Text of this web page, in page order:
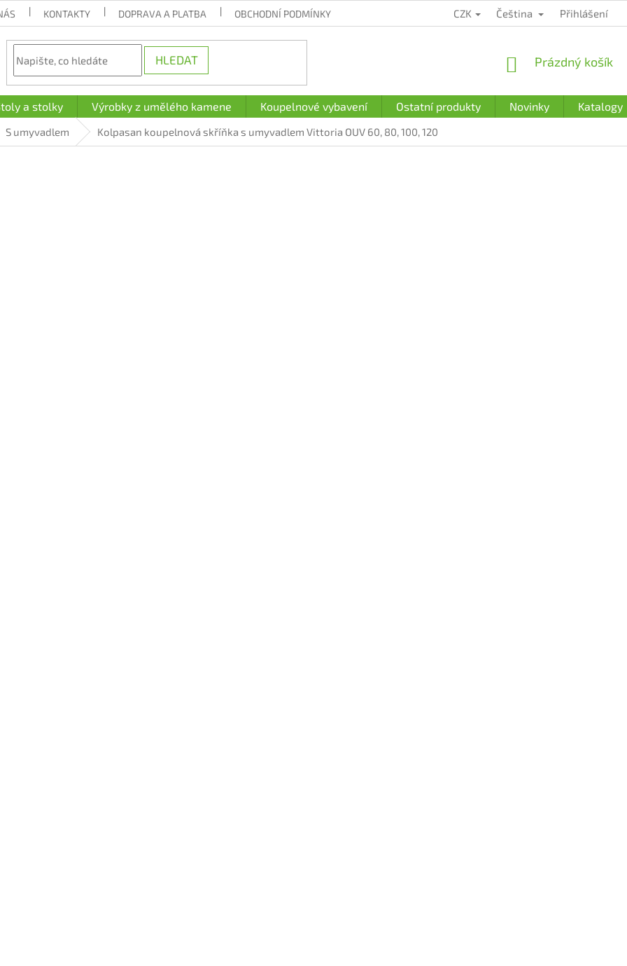
KONTAKTY DOPRAVA A PLATBA OBCHODNÍ PODMÍNKY PODMÍNKY OCHRANY OSOBNÍCH
CZK Čeština Přihlášení
HLEDAT
NÁKUPNÍ
Prázdný košík
a stolky Výrobky z umělého kamene Koupelnové vybavení Ostatní produkty Novinky Katalogy
S umyvadlem Kolpasan koupelnová skříňka s umyvadlem Vittoria OUV 60, 80, 100, 120